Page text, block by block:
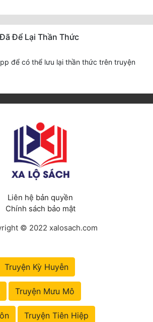
Để Lại Thần Thức
để có thể lưu lại thần thức trên truyện
Liên hệ bản quyền
Chính sách bảo mật
© 2022 xalosach.com
Truyện Kỳ Huyễn
Truyện Mưu Mô
Truyện Tiên Hiệp